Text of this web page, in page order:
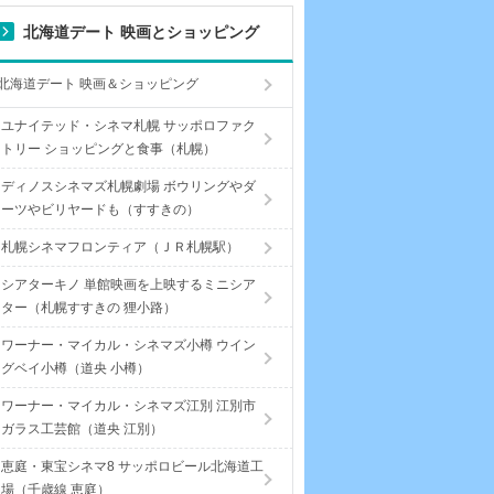
北海道デート 映画とショッピング
海道デート 映画＆ショッピング
ユナイテッド・シネマ札幌 サッポロファク
トリー ショッピングと食事（札幌）
ディノスシネマズ札幌劇場 ボウリングやダ
ーツやビリヤードも（すすきの）
札幌シネマフロンティア（ＪＲ札幌駅）
シアターキノ 単館映画を上映するミニシア
ター（札幌すすきの 狸小路）
ワーナー・マイカル・シネマズ小樽 ウイン
グベイ小樽（道央 小樽）
ワーナー・マイカル・シネマズ江別 江別市
ガラス工芸館（道央 江別）
恵庭・東宝シネマ8 サッポロビール北海道工
場（千歳線 恵庭）